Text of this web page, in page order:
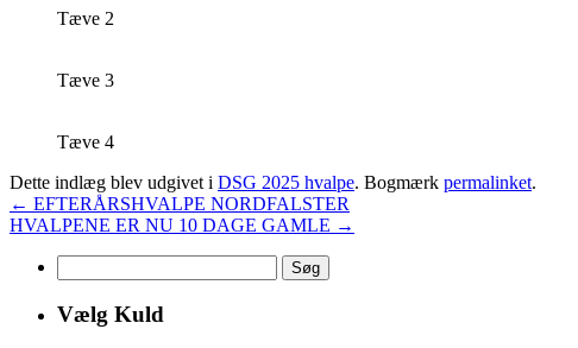
Tæve 2
Tæve 3
Tæve 4
Dette indlæg blev udgivet i DSG 2025 hvalpe. Bogmærk permalinket.
← EFTERÅRSHVALPE NORDFALSTER
HVALPENE ER NU 10 DAGE GAMLE →
efter:
Vælg Kuld